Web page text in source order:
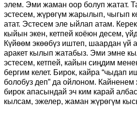
элем. Эми жаман оор болуп жатат.
эстесем, жүрөгүм жарылып, чыгып
атат. Эстесем эле ыйлап атам.
кыйын экен, кетпей коёюн десем,
Күйөөм экөөбүз иштеп, шаардан үй
аракет кылып жатабыз. Эми эмне
эстесем, кетпей, кайын сиңдим
бергим келет. Бирок, кайра “чыдап
болобуз деп” да ойлоном.
бирок апасындай эч ким карай
кылсам, эжелер, жаман жүрөгүм